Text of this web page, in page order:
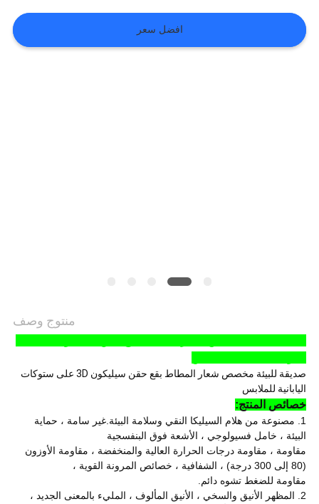
جميع
افضل سعر
منتوج وصف
صديقة للبيئة مخصص شعار المطاط بقع حقن سيليكون 3D على ستوكات
اليابانية للملابس
خصائص المنتج:
1. مصنوعة من هلام السيليكا النقي وسلامة البيئة.غير سامة ، حماية
البيئة ، خامل فسيولوجي ، الأشعة فوق البنفسجية
مقاومة ، مقاومة درجات الحرارة العالية والمنخفضة ، مقاومة الأوزون
(80 إلى 300 درجة) ، الشفافية ، خصائص المرونة القوية ،
مقاومة للضغط تشوه دائم.
2. المظهر الأنيق والسخي ، الأنيق المألوف ، المليء بالمعنى الجديد ،